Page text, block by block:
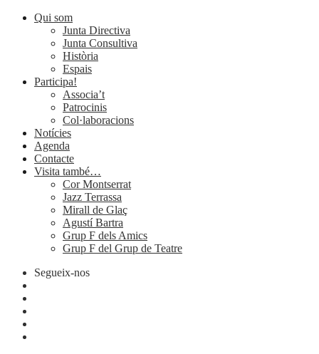
Qui som
Junta Directiva
Junta Consultiva
Història
Espais
Participa!
Associa’t
Patrocinis
Col·laboracions
Notícies
Agenda
Contacte
Visita també…
Cor Montserrat
Jazz Terrassa
Mirall de Glaç
Agustí Bartra
Grup F dels Amics
Grup F del Grup de Teatre
Segueix-nos